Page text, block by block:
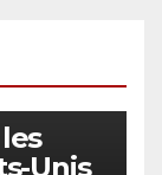
Unis